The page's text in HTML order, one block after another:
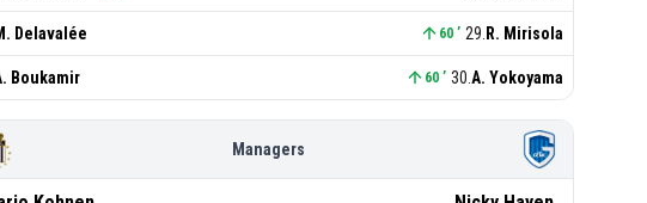
Delavalée 60 ’ 29 R. Mirisola
Boukamir 60 ’ 30 A. Yokoyama
Managers